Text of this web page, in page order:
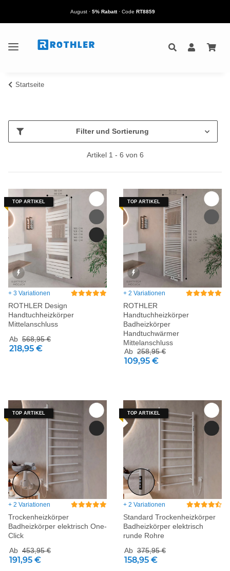
August· 5% Rabatt· Code RT8859
Startseite
Filter und Sortierung
Artikel 1 - 6 von 6
TOP ARTIKEL
+ 3 Variationen
ROTHLER Design
Handtuchheizkörper
Mittelanschluss
Ab 568,95 €
218,95 €
TOP ARTIKEL
+ 2 Variationen
ROTHLER
Handtuchheizkörper
Badheizkörper
Handtuchwärmer
Mittelanschluss
Ab 258,95 €
109,95 €
TOP ARTIKEL
+ 2 Variationen
Trockenheizkörper
Badheizkörper elektrisch One-
Click
Ab 453,95 €
191,95 €
TOP ARTIKEL
+ 2 Variationen
Standard Trockenheizkörper
Badheizkörper elektrisch
runde Rohre
Ab 375,95 €
158,95 €